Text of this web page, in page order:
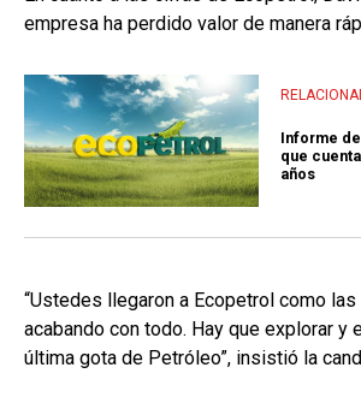
empresa ha perdido valor de manera
Informe
que
años
“Ustedes llegaron a Ecopetrol como
acabando con todo. Hay que explorar y
última gota de Petróleo”, insistió la